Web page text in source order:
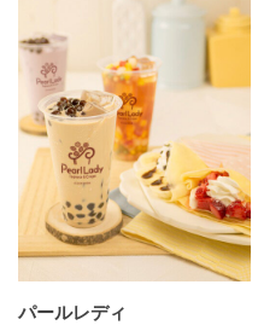
パールレディ